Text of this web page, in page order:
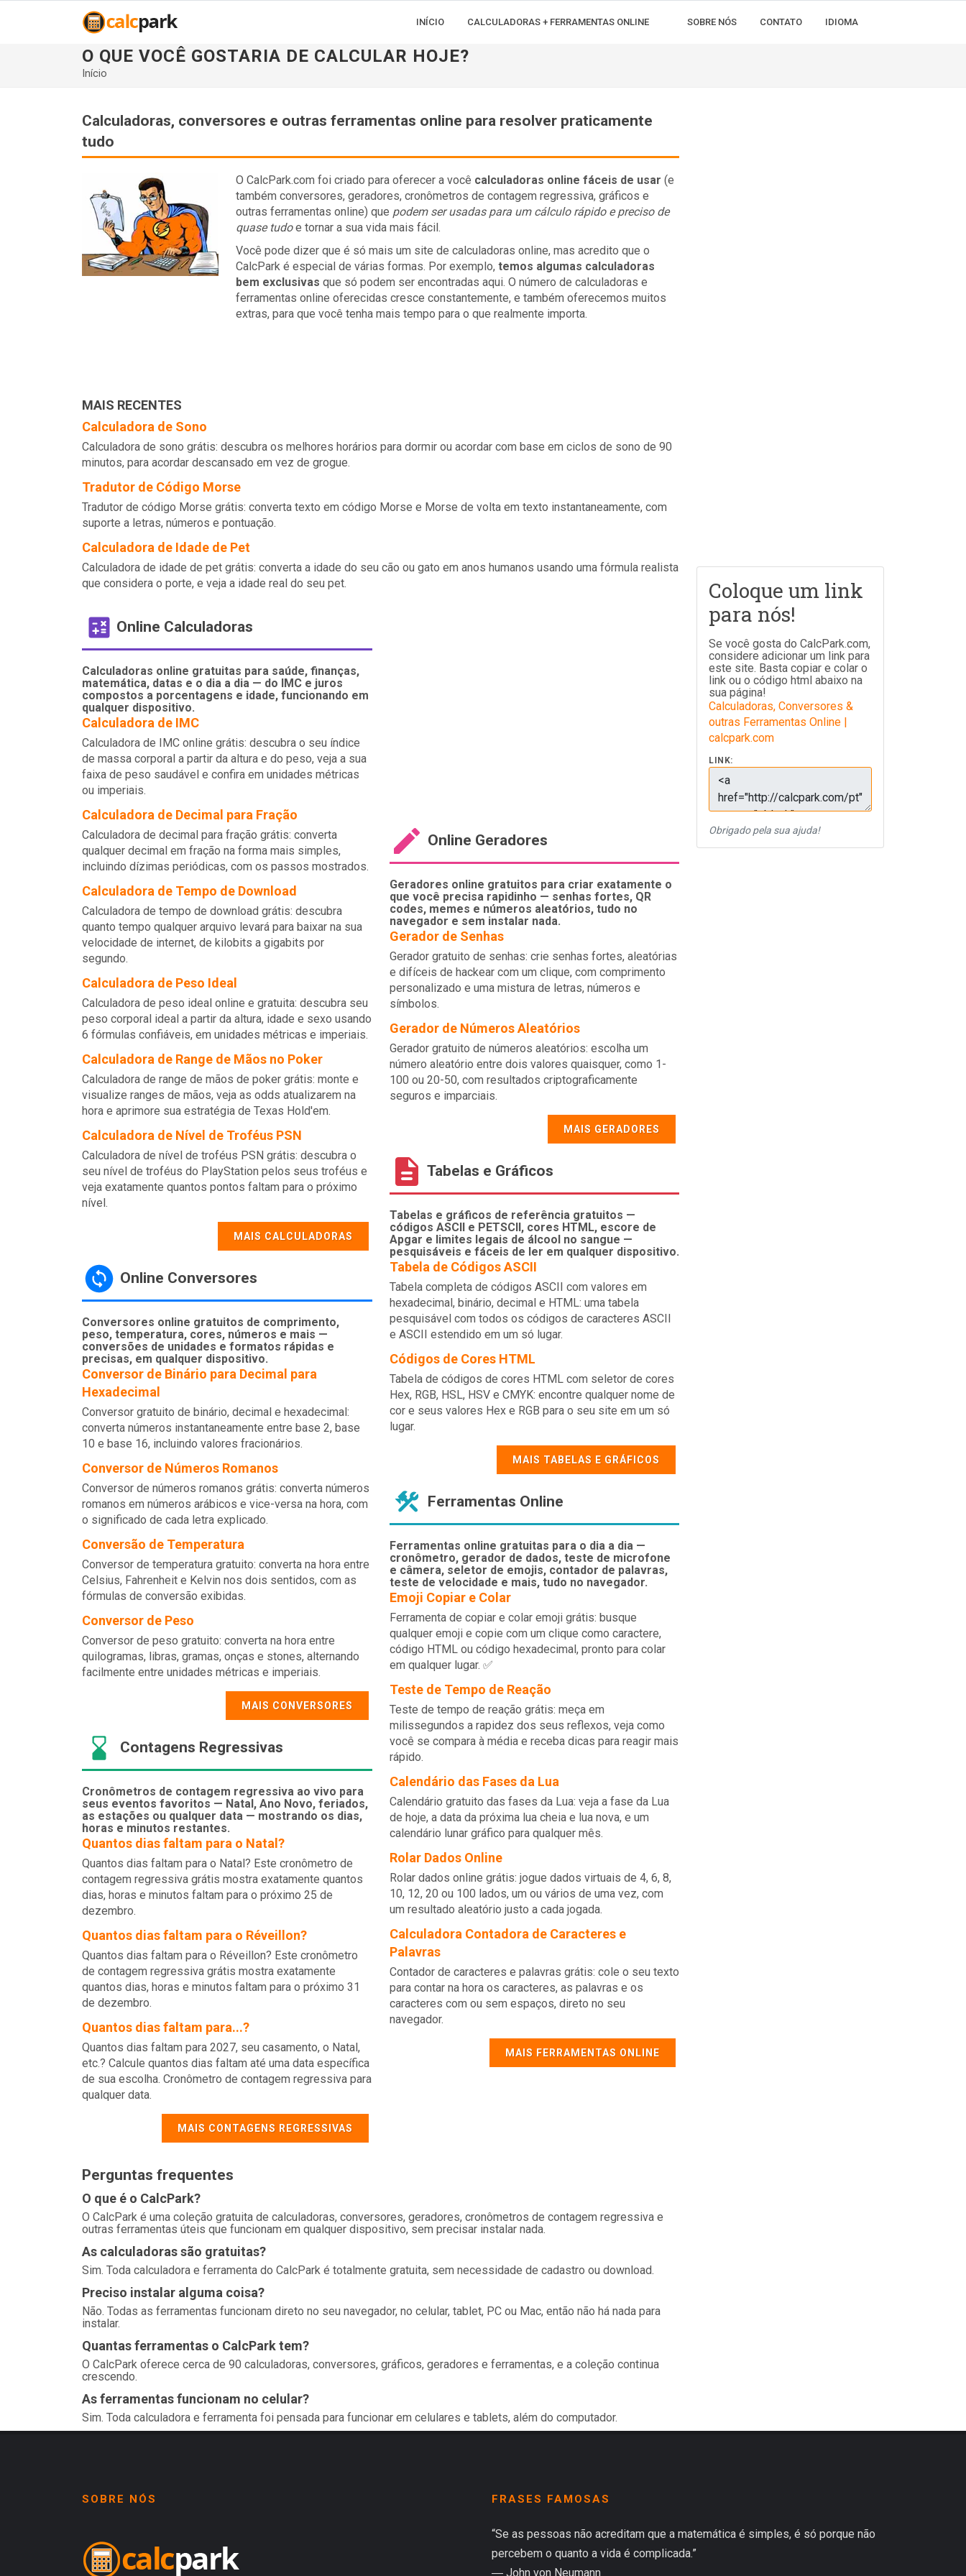
INÍCIO CALCULADORAS + FERRAMENTAS ONLINE SOBRE NÓS CONTATO IDIOMA
O QUE VOCÊ GOSTARIA DE CALCULAR HOJE?
Início
Calculadoras, conversores e outras ferramentas online para resolver praticamente
tudo
O CalcPark.com foi criado para oferecer a você calculadoras online fáceis de usar (e
também conversores, geradores, cronômetros de contagem regressiva, gráficos e
outras ferramentas online) que podem ser usadas para um cálculo rápido e preciso de
quase tudoe tornar a sua vida mais fácil.
Você pode dizer que é só mais um site de calculadoras online, mas acredito que o
CalcPark é especial de várias formas. Por exemplo, temos algumas calculadoras
bem exclusivas que só podem ser encontradas aqui. O número de calculadoras e
ferramentas online oferecidas cresce constantemente, e também oferecemos muitos
extras, para que você tenha mais tempo para o que realmente importa.
MAIS RECENTES
Calculadora de Sono
Calculadora de sono grátis: descubra os melhores horários para dormir ou acordar com base em ciclos de sono de 90
minutos, para acordar descansado em vez de grogue.
Tradutor de Código Morse
Tradutor de código Morse grátis: converta texto em código Morse e Morse de volta em texto instantaneamente, com
suporte a letras, números e pontuação.
Calculadora de Idade de Pet
Calculadora de idade de pet grátis: converta a idade do seu cão ou gato em anos humanos usando uma fórmula realista
que considera o porte, e veja a idade real do seu pet.
Online Calculadoras
Calculadoras online gratuitas para saúde, finanças,
matemática, datas e o dia a dia — do IMC e juros
compostos a porcentagens e idade, funcionando em
qualquer dispositivo.
Calculadora de IMC
Calculadora de IMC online grátis: descubra o seu índice
de massa corporal a partir da altura e do peso, veja a sua
faixa de peso saudável e confira em unidades métricas
ou imperiais.
Calculadora de Decimal para Fração
Calculadora de decimal para fração grátis: converta
qualquer decimal em fração na forma mais simples,
incluindo dízimas periódicas, com os passos mostrados.
Calculadora de Tempo de Download
Calculadora de tempo de download grátis: descubra
quanto tempo qualquer arquivo levará para baixar na sua
velocidade de internet, de kilobits a gigabits por
segundo.
Calculadora de Peso Ideal
Calculadora de peso ideal online e gratuita: descubra seu
peso corporal ideal a partir da altura, idade e sexo usando
6 fórmulas confiáveis, em unidades métricas e imperiais.
Calculadora de Range de Mãos no Poker
Calculadora de range de mãos de poker grátis: monte e
visualize ranges de mãos, veja as odds atualizarem na
hora e aprimore sua estratégia de Texas Hold'em.
Calculadora de Nível de Troféus PSN
Calculadora de nível de troféus PSN grátis: descubra o
seu nível de troféus do PlayStation pelos seus troféus e
veja exatamente quantos pontos faltam para o próximo
nível.
MAIS CALCULADORAS
Online Conversores
Conversores online gratuitos de comprimento,
peso, temperatura, cores, números e mais —
conversões de unidades e formatos rápidas e
precisas, em qualquer dispositivo.
Conversor de Binário para Decimal para
Hexadecimal
Conversor gratuito de binário, decimal e hexadecimal:
converta números instantaneamente entre base 2, base
10 e base 16, incluindo valores fracionários.
Conversor de Números Romanos
Conversor de números romanos grátis: converta números
romanos em números arábicos e vice-versa na hora, com
o significado de cada letra explicado.
Conversão de Temperatura
Conversor de temperatura gratuito: converta na hora entre
Celsius, Fahrenheit e Kelvin nos dois sentidos, com as
fórmulas de conversão exibidas.
Conversor de Peso
Conversor de peso gratuito: converta na hora entre
quilogramas, libras, gramas, onças e stones, alternando
facilmente entre unidades métricas e imperiais.
MAIS CONVERSORES
Contagens Regressivas
Cronômetros de contagem regressiva ao vivo para
seus eventos favoritos — Natal, Ano Novo, feriados,
as estações ou qualquer data — mostrando os dias,
horas e minutos restantes.
Quantos dias faltam para o Natal?
Quantos dias faltam para o Natal? Este cronômetro de
contagem regressiva grátis mostra exatamente quantos
dias, horas e minutos faltam para o próximo 25 de
dezembro.
Quantos dias faltam para o Réveillon?
Quantos dias faltam para o Réveillon? Este cronômetro
de contagem regressiva grátis mostra exatamente
quantos dias, horas e minutos faltam para o próximo 31
de dezembro.
Quantos dias faltam para...?
Quantos dias faltam para 2027, seu casamento, o Natal,
etc.? Calcule quantos dias faltam até uma data específica
de sua escolha. Cronômetro de contagem regressiva para
qualquer data.
MAIS CONTAGENS REGRESSIVAS
Online Geradores
Geradores online gratuitos para criar exatamente o
que você precisa rapidinho — senhas fortes, QR
codes, memes e números aleatórios, tudo no
navegador e sem instalar nada.
Gerador de Senhas
Gerador gratuito de senhas: crie senhas fortes, aleatórias
e difíceis de hackear com um clique, com comprimento
personalizado e uma mistura de letras, números e
símbolos.
Gerador de Números Aleatórios
Gerador gratuito de números aleatórios: escolha um
número aleatório entre dois valores quaisquer, como 1-
100 ou 20-50, com resultados criptograficamente
seguros e imparciais.
MAIS GERADORES
Tabelas e Gráficos
Tabelas e gráficos de referência gratuitos —
códigos ASCII e PETSCII, cores HTML, escore de
Apgar e limites legais de álcool no sangue —
pesquisáveis e fáceis de ler em qualquer dispositivo.
Tabela de Códigos ASCII
Tabela completa de códigos ASCII com valores em
hexadecimal, binário, decimal e HTML: uma tabela
pesquisável com todos os códigos de caracteres ASCII
e ASCII estendido em um só lugar.
Códigos de Cores HTML
Tabela de códigos de cores HTML com seletor de cores
Hex, RGB, HSL, HSV e CMYK: encontre qualquer nome de
cor e seus valores Hex e RGB para o seu site em um só
lugar.
MAIS TABELAS E GRÁFICOS
Ferramentas Online
Ferramentas online gratuitas para o dia a dia —
cronômetro, gerador de dados, teste de microfone
e câmera, seletor de emojis, contador de palavras,
teste de velocidade e mais, tudo no navegador.
Emoji Copiar e Colar
Ferramenta de copiar e colar emoji grátis: busque
qualquer emoji e copie com um clique como caractere,
código HTML ou código hexadecimal, pronto para colar
em qualquer lugar. ✅
Teste de Tempo de Reação
Teste de tempo de reação grátis: meça em
milissegundos a rapidez dos seus reflexos, veja como
você se compara à média e receba dicas para reagir mais
rápido.
Calendário das Fases da Lua
Calendário gratuito das fases da Lua: veja a fase da Lua
de hoje, a data da próxima lua cheia e lua nova, e um
calendário lunar gráfico para qualquer mês.
Rolar Dados Online
Rolar dados online grátis: jogue dados virtuais de 4, 6, 8,
10, 12, 20 ou 100 lados, um ou vários de uma vez, com
um resultado aleatório justo a cada jogada.
Calculadora Contadora de Caracteres e
Palavras
Contador de caracteres e palavras grátis: cole o seu texto
para contar na hora os caracteres, as palavras e os
caracteres com ou sem espaços, direto no seu
navegador.
MAIS FERRAMENTAS ONLINE
Coloque um link
para nós!
Se você gosta do CalcPark.com,
considere adicionar um link para
este site. Basta copiar e colar o
link ou o código html abaixo na
sua página!
Calculadoras, Conversores &
outras Ferramentas Online |
calcpark.com
LINK:
Obrigado pela sua ajuda!
Perguntas frequentes
O que é o CalcPark?
O CalcPark é uma coleção gratuita de calculadoras, conversores, geradores, cronômetros de contagem regressiva e
outras ferramentas úteis que funcionam em qualquer dispositivo, sem precisar instalar nada.
As calculadoras são gratuitas?
Sim. Toda calculadora e ferramenta do CalcPark é totalmente gratuita, sem necessidade de cadastro ou download.
Preciso instalar alguma coisa?
Não. Todas as ferramentas funcionam direto no seu navegador, no celular, tablet, PC ou Mac, então não há nada para
instalar.
Quantas ferramentas o CalcPark tem?
O CalcPark oferece cerca de 90 calculadoras, conversores, gráficos, geradores e ferramentas, e a coleção continua
crescendo.
As ferramentas funcionam no celular?
Sim. Toda calculadora e ferramenta foi pensada para funcionar em celulares e tablets, além do computador.
SOBRE NÓS FRASES FAMOSAS
“Se as pessoas não acreditam que a matemática é simples, é só porque não
percebem o quanto a vida é complicada.”
― John von Neumann